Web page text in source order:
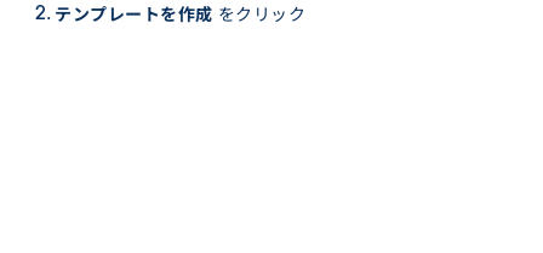
テンプレートを作成 をクリック